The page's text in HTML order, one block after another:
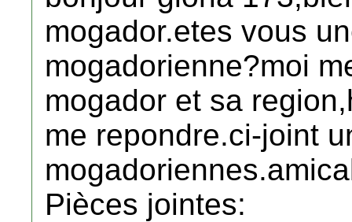
mogador.etes vous
mogadorienne?moi
mogador et sa
me repondre.ci-joint
Pièces jointes: